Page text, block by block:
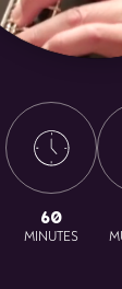
60
MINUTES